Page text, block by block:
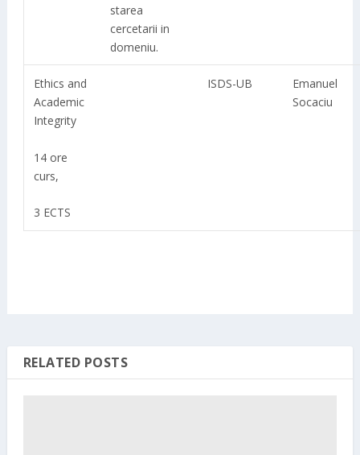
starea
cercetarii in
domeniu.
Ethics and
Academic
Integrity
14 ore
curs,
3 ECTS
ISDS-UB
Emanuel
Socaciu
RELATED POSTS